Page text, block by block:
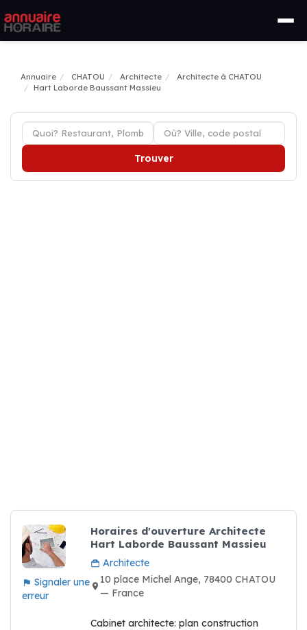
Annuaire CHATOU Architecte
Architecte à CHATOU
Hart Laborde Baussant Massieu
Trouver
Signaler une
erreur
Horaires d'ouverture Architecte
Hart Laborde Baussant Massieu
Architecte
10 place Michel Ange, 78400 CHATOU
— France
Cabinet architecte: plan construction